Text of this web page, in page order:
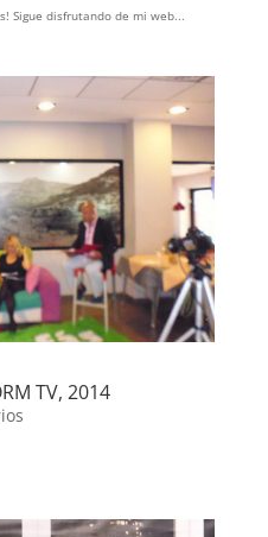
Sigue disfrutando de mi web...
TV, 2014